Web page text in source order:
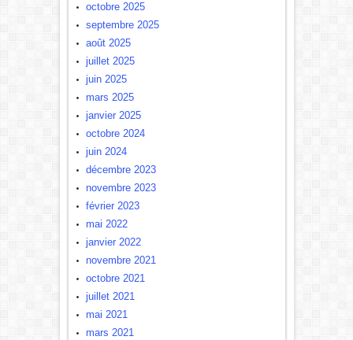
octobre 2025
septembre 2025
août 2025
juillet 2025
juin 2025
mars 2025
janvier 2025
octobre 2024
juin 2024
décembre 2023
novembre 2023
février 2023
mai 2022
janvier 2022
novembre 2021
octobre 2021
juillet 2021
mai 2021
mars 2021